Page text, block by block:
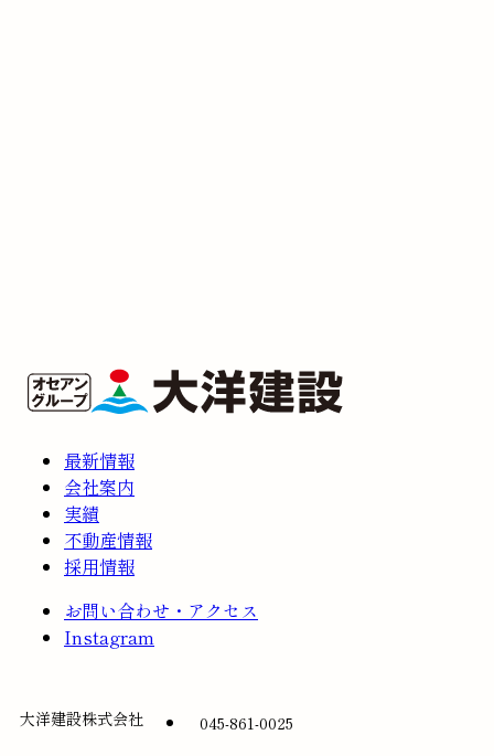
最新情報
会社案内
実績
不動産情報
採用情報
お問い合わせ・アクセス
Instagram
大洋建設株式会社 045-861-0025